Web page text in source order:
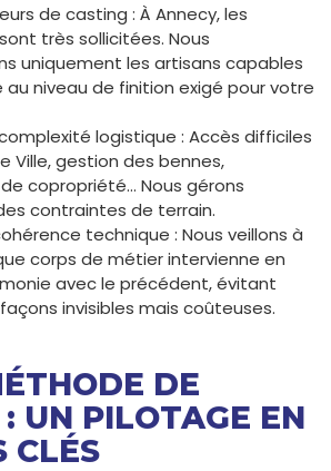
de casting : À Annecy, les
très sollicitées. Nous
uniquement les artisans capables
au niveau de finition exigé pour votre
logistique : Accès difficiles
Ville, gestion des bennes,
copropriété… Nous gérons
contraintes de terrain.
technique : Nous veillons à
corps de métier intervienne en
avec le précédent, évitant
invisibles mais coûteuses.
DE
UN PILOTAGE EN
CLÉS